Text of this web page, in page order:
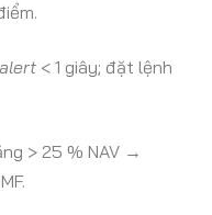
< 1 giây; đặt lệnh
> 25 % NAV →